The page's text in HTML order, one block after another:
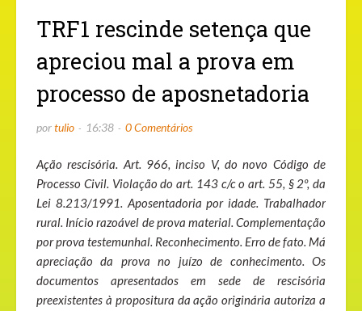
TRF1 rescinde setença que
apreciou mal a prova em
processo de aposnetadoria
portulio 16:38 0 Comentários
Ação rescisória. Art. 966, inciso V, do novo Código de
Processo Civil. Violação do art. 143 c/c o art. 55, § 2º, da
Lei 8.213/1991. Aposentadoria por idade. Trabalhador
rural. Início razoável de prova material. Complementação
por prova testemunhal. Reconhecimento. Erro de fato. Má
apreciação da prova no juízo de conhecimento. Os
documentos apresentados em sede de rescisória
preexistentes à propositura da ação originária autoriza a